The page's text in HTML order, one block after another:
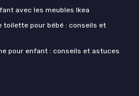
avec les meubles Ikea
toilette pour bébé : conseils et
pour enfant : conseils et astuces